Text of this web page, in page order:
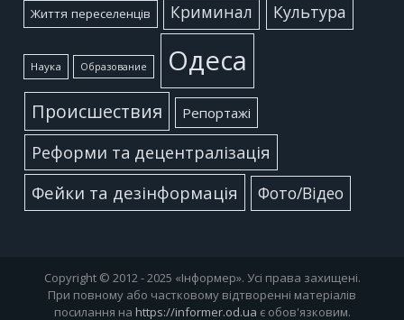
Життя переселенців Криминал Культура
Наука Образование Одеса
Происшествия Репортажі
Реформи та децентралізація
Фейки та дезінформація
Фото/Відео
Copyright © 2012 - 2025 «Інформер». Усі права захищені.
При повному або частковому відтворенні матеріалів
посилання на https://informer.od.ua є обов'язковим.